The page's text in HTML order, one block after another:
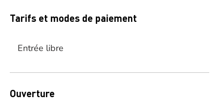
Tarifs et modes de paiement
Entrée libre
Ouverture